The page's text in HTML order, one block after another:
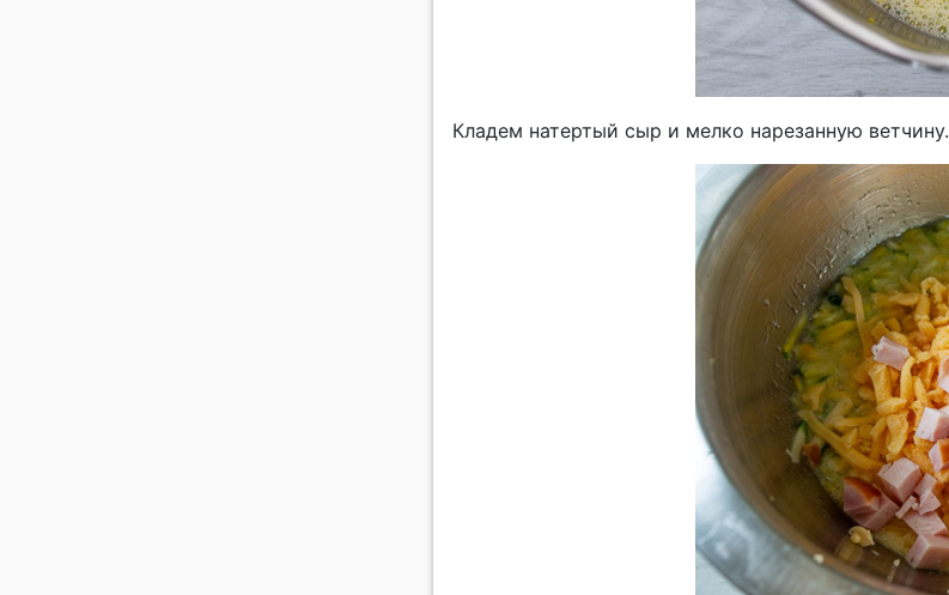
Кладем натертый сыр и мелко нарезанную ветчину.